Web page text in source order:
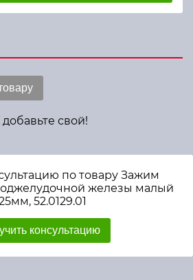
свой!
по товару Зажим
железы малый
52.0129.01
консультацию